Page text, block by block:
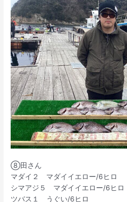
⑧田さん
マダイ２ マダイイエロー/6ヒロ
シマアジ５ マダイイエロー/6ヒロ
ツバス１ うぐい/6ヒロ